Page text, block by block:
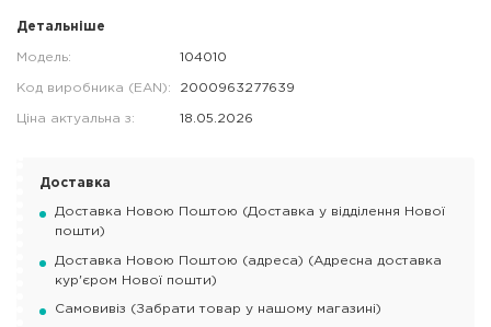
Детальніше
Модель: 104010
Код виробника (EAN): 2000963277639
Ціна актуальна з: 18.05.2026
Доставка
Доставка Новою Поштою (Доставка у відділення Нової
пошти)
Доставка Новою Поштою (адреса) (Адресна доставка
кур'єром Нової пошти)
Самовивіз (Забрати товар у нашому магазині)